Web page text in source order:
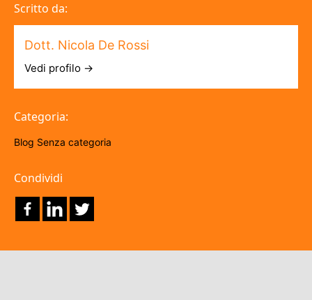
Scritto da:
Dott. Nicola De Rossi
Vedi profilo →
Categoria:
Blog Senza categoria
Condividi